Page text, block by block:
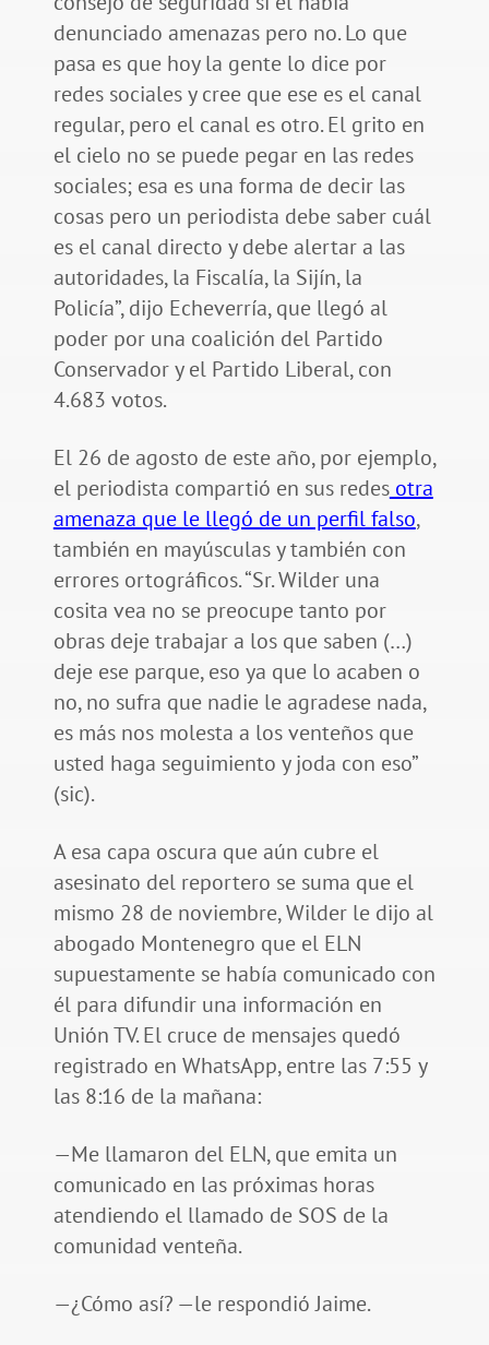
denunciado amenazas pero no. Lo que
pasa es que hoy la gente lo dice por
redes sociales y cree que ese es el canal
regular, pero el canal es otro. El grito en
el cielo no se puede pegar en las redes
sociales; esa es una forma de decir las
cosas pero un periodista debe saber cuál
es el canal directo y debe alertar a las
autoridades, la Fiscalía, la Sijín, la
Policía”, dijo Echeverría, que llegó al
poder por una coalición del Partido
Conservador y el Partido Liberal, con
4.683 votos.
El 26 de agosto de este año, por ejemplo,
el periodista compartió en sus redesotra
amenaza que le llegó de un perfil falso,
también en mayúsculas y también con
errores ortográficos. “Sr. Wilder una
cosita vea no se preocupe tanto por
obras deje trabajar a los que saben (…)
deje ese parque, eso ya que lo acaben o
no, no sufra que nadie le agradese nada,
es más nos molesta a los venteños que
usted haga seguimiento y joda con eso”
(sic).
A esa capa oscura que aún cubre el
asesinato del reportero se suma que el
mismo 28 de noviembre, Wilder le dijo al
abogado Montenegro que el ELN
supuestamente se había comunicado con
él para difundir una información en
Unión TV. El cruce de mensajes quedó
registrado en WhatsApp, entre las 7:55 y
las 8:16 de la mañana:
—Me llamaron del ELN, que emita un
comunicado en las próximas horas
atendiendo el llamado de SOS de la
comunidad venteña.
—¿Cómo así? —le respondió Jaime.